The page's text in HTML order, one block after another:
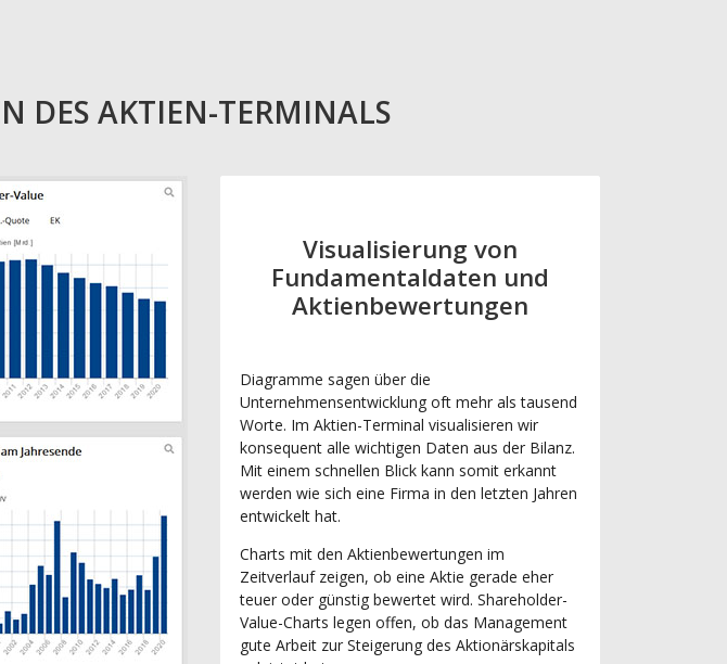
DES AKTIEN-TERMINALS
Visualisierung von
Fundamentaldaten und
Aktienbewertungen
Diagramme sagen über die
Unternehmensentwicklung oft mehr als tausend
Worte. Im Aktien-Terminal visualisieren wir
konsequent alle wichtigen Daten aus der Bilanz.
Mit einem schnellen Blick kann somit erkannt
werden wie sich eine Firma in den letzten Jahren
entwickelt hat.
Charts mit den Aktienbewertungen im
Zeitverlauf zeigen, ob eine Aktie gerade eher
teuer oder günstig bewertet wird. Shareholder-
Value-Charts legen offen, ob das Management
gute Arbeit zur Steigerung des Aktionärskapitals